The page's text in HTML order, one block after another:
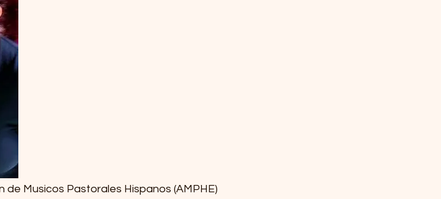
Musicos Pastorales Hispanos (AMPHE)